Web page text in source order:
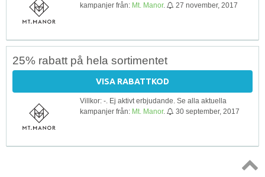
kampanjer från: Mt. Manor. 27 november, 2017
25% rabatt på hela sortimentet
VISA RABATTKOD
Villkor: -. Ej aktivt erbjudande. Se alla aktuella
kampanjer från: Mt. Manor. 30 september, 2017